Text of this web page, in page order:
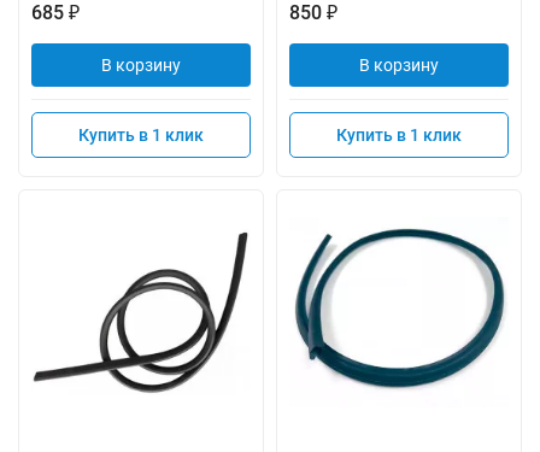
685 ₽
В корзину
Купить в 1 клик
850 ₽
В корзину
Купить в 1 клик